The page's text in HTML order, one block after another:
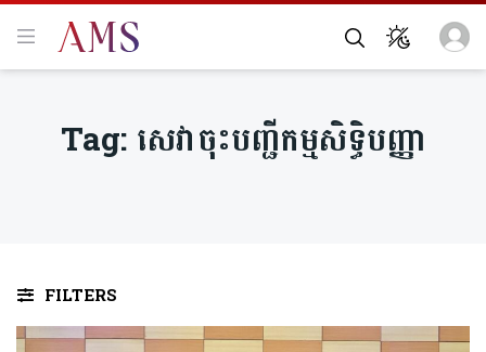
Tag:សេវាចុះបញ្ជីកម្មសិទ្ធិបញ្ញា
FILTERS